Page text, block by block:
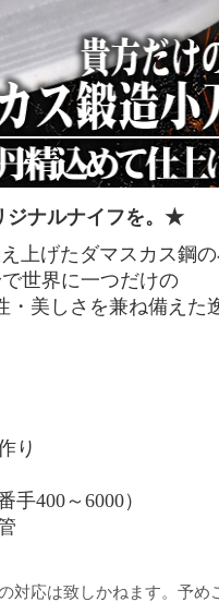
ジナルナイフを。★
上げたダマスカス鋼の
世界に一つだけの
美しさを兼ね備えた
り
400～6000）
対応は致しかねます。予め